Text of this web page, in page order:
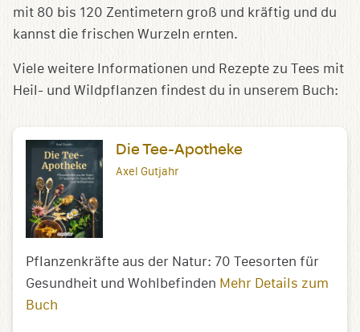
mit 80 bis 120 Zentimetern groß und kräftig und du
kannst die frischen Wurzeln ernten.
Viele weitere Informationen und Rezepte zu Tees mit
Heil- und Wildpflanzen findest du in unserem Buch:
Die Tee-Apotheke
Axel Gutjahr
Pflanzenkräfte aus der Natur: 70 Teesorten für
Gesundheit und Wohlbefinden Mehr Details zum
Buch